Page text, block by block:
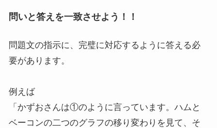
問いと答えを一致させよう！！
問題文の指示に、完璧に対応するように答える必
要があります。
例えば
「かずおさんは①のように言っています。ハムと
ベーコンの二つのグラフの移り変わりを見て、そ